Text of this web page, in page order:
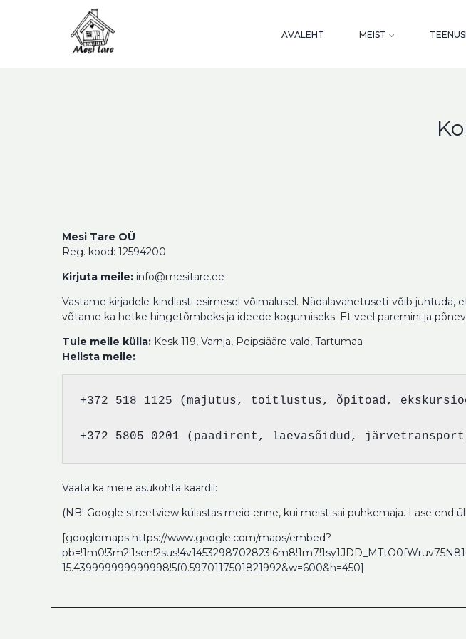
AVALEHT MEIST
Mesi Tare OÜ
Reg. kood: 12594200
Kirjuta meile: info@mesitare.ee
Vastame kirjadele kindlasti esimesel võimalusel. Nädalavahetuseti võib
võtame ka hetke hingetõmbeks ja ideede kogumiseks. Et veel paremini ja
Tule meile külla: Kesk 119, Varnja, Peipsiääre vald, Tartumaa
Helista meile:
+372 518 1125 (majutus, toitlustus, õpitoad,
+372 5805 0201 (paadirent, laevasõidud,
Vaata ka meie asukohta kaardil:
(NB! Google streetview külastas meid enne, kui meist sai puhkemaja. Lase end
[googlemaps https://www.google.com/maps/embed?
15.439999999999998!5f0.5970117501821992&w=600&h=450]